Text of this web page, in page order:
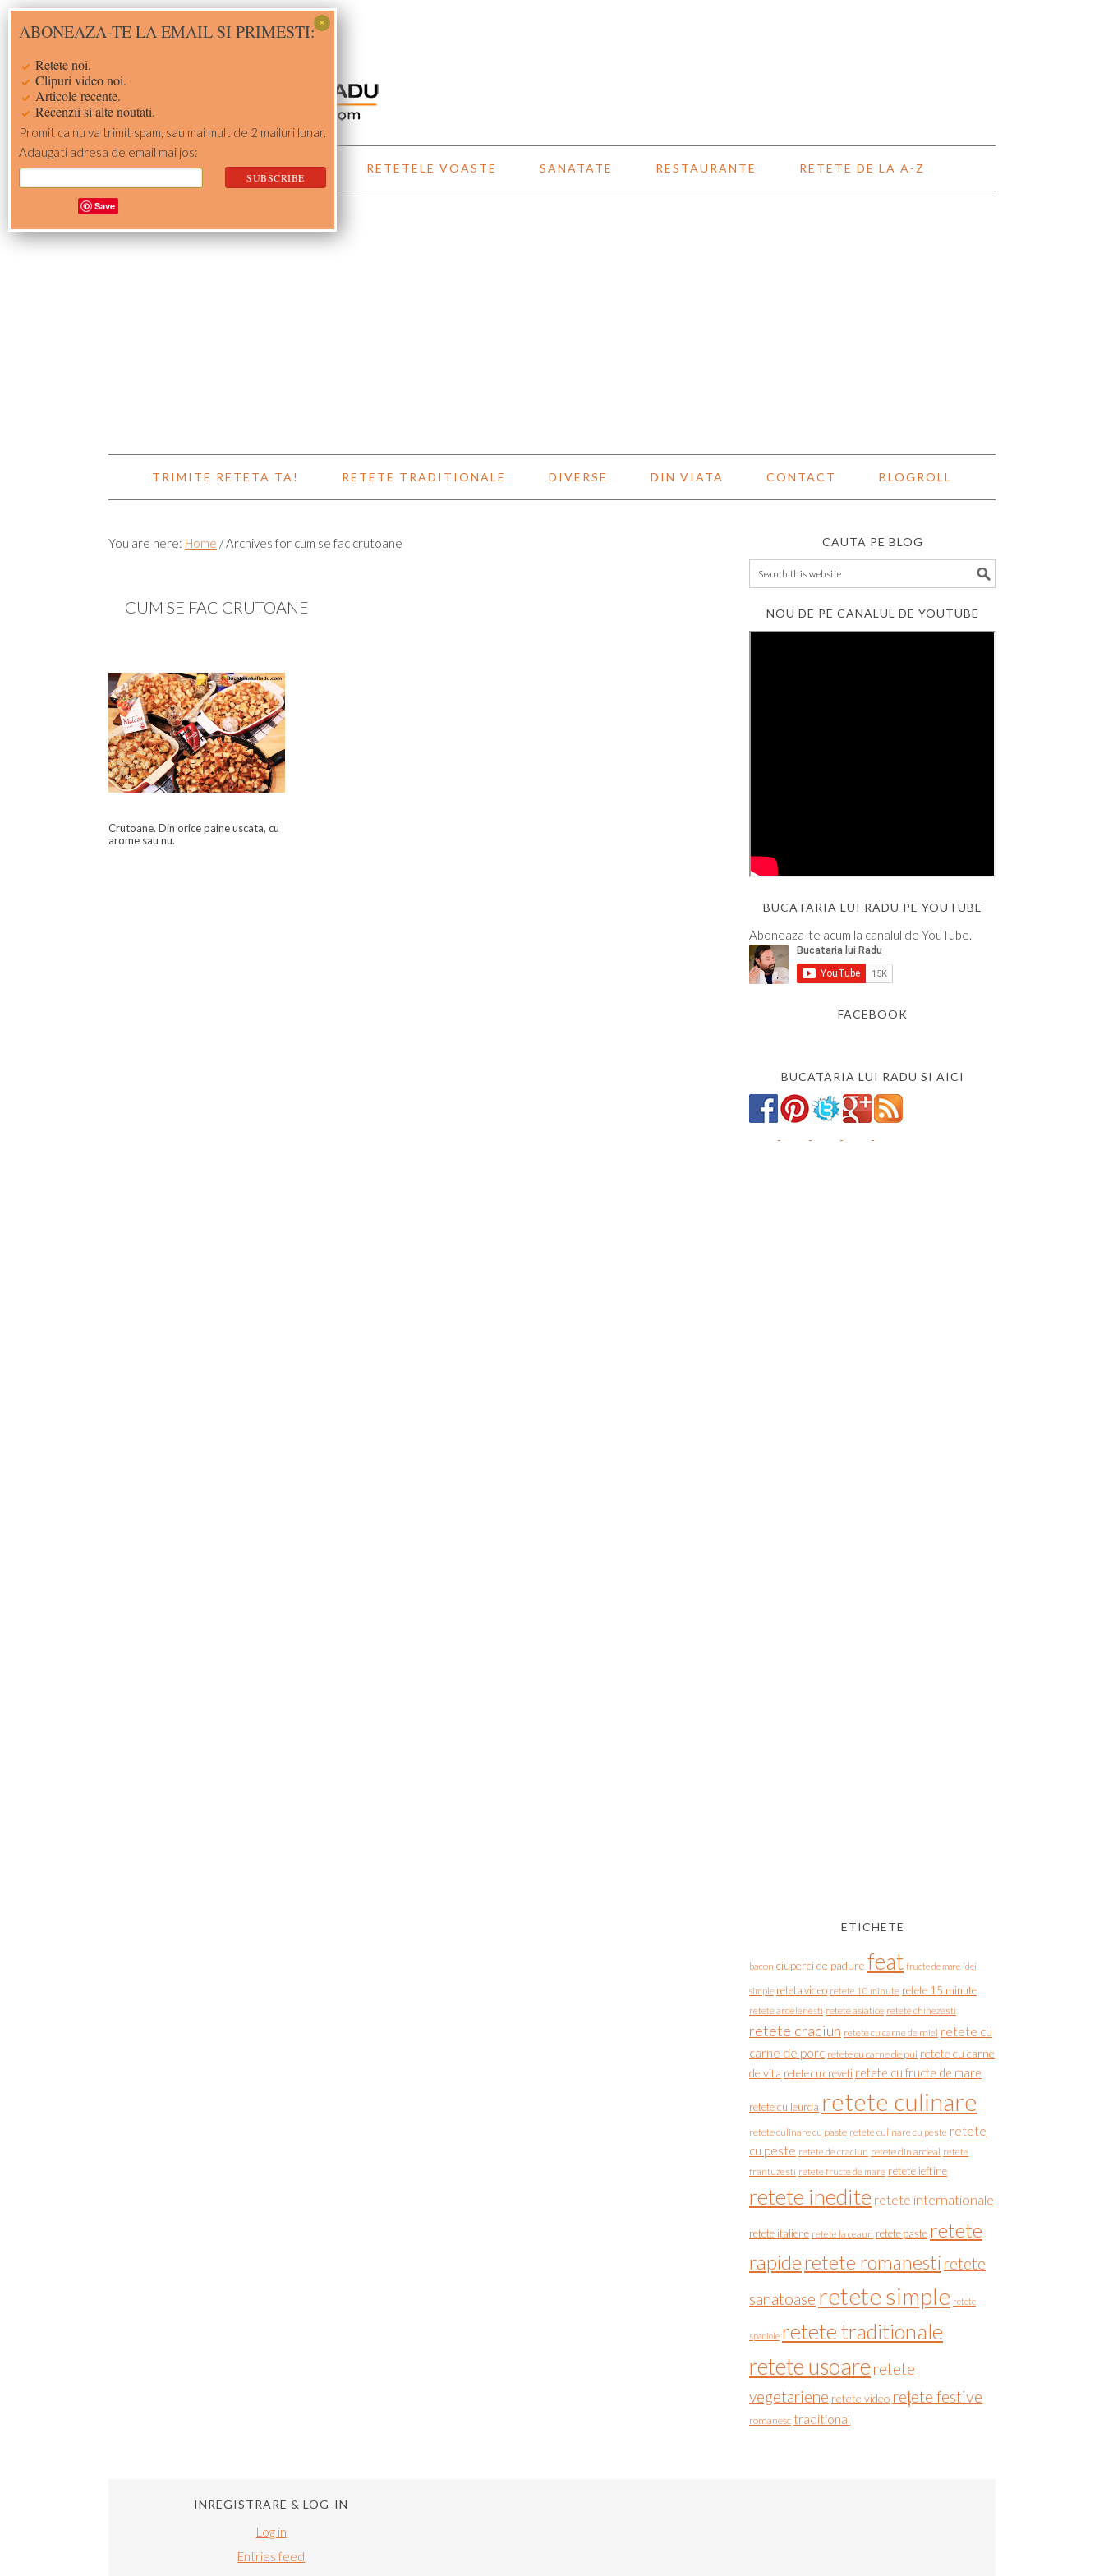
Skip
to
Skip
to
Skip
to
Skip
to
ACASA RETETE RETETELE VOASTE SANATATE RESTAURANTE RETETE DE LA A-Z
TRIMITE RETETA TA! RETETE TRADITIONALE DIVERSE DIN VIATA CONTACT BLOGROLL
You are here: Home /Archives for cum se fac crutoane
CUM SE FAC CRUTOANE
Crutoane. Din orice paine uscata, cu
arome sau nu.
CAUTA PE BLOG
NOU DE PE CANALUL DE YOUTUBE
BUCATARIA LUI RADU PE YOUTUBE
Aboneaza-te acum la canalul de YouTube.
FACEBOOK
BUCATARIA LUI RADU SI AICI
ETICHETE
bacon ciuperci de padure feat fructe de mare idei
simple reteta video retete 10 minute retete 15 minute
retete ardelenesti retete asiatice retete chinezesti
retete craciun retete cu carne de miel retete cu
carne de porc retete cu carne de pui retete cu carne
de vita retete cu creveti retete cu fructe de mare
retete cu leurda retete culinare
retete culinare cu paste retete culinare cu peste retete
cu peste retete de craciun retete din ardeal retete
frantuzesti retete fructe de mare retete ieftine
retete inedite retete internationale
retete italiene retete la ceaun retete paste retete
rapideretete romanesti retete
sanatoase retete simple retete
spaniole retete traditionale
retete usoare retete
vegetariene retete video rețete festive
romanesc traditional
INREGISTRARE & LOG-IN
Log in
Entries feed
ABONEAZA-TE LA EMAIL SI PRIMESTI:
Retete noi.
Clipuri video noi.
Articole recente.
Recenzii si alte noutati.
Promit ca nu va trimit spam, sau mai mult de 2 mailuri lunar.
Adaugati adresa de email mai jos:
Save